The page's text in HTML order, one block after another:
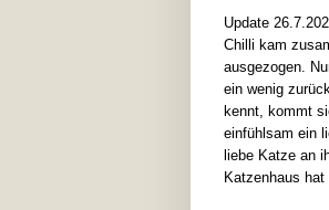
Update
Chilli kam
ausgezogen.
ein wenig
kennt, kommt
einfühlsam ein
liebe Katze an
Katzenhaus